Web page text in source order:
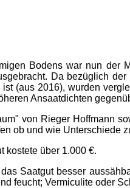
Bodens war nun der
Da bezüglich
(aus 2016), wurden
Ansaatdichten
von Rieger Hoffmann
ob und wie Unterschiede
kostete über 1.000 €.
Saatgut besser
feucht; Vermiculite oder